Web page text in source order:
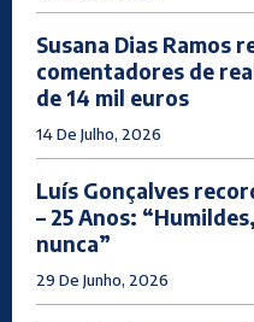
Susana Dias Ramos
comentadores de
de 14 mil euros
14 De Julho, 2026
Luís Gonçalves
– 25 Anos:
nunca”
29 De Junho, 2026